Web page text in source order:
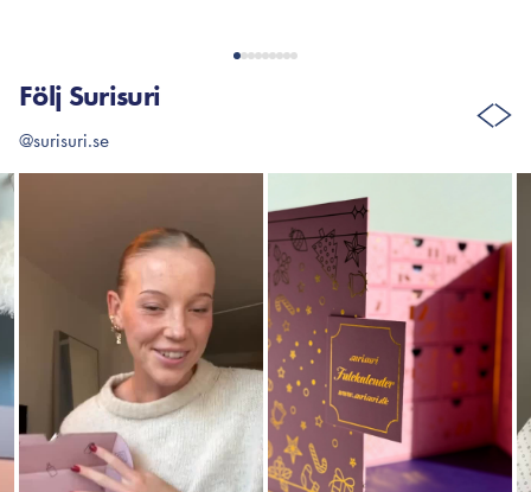
Följ Surisuri
@surisuri.se